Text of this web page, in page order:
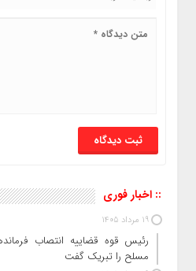
:: اخبار فوری
19 مرداد 1405
رئیس قوه قضاییه انتصاب‌
مسلح را تبریک گفت